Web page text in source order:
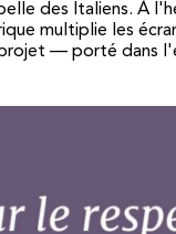
des Italiens. À
multiplie les
— porté dans